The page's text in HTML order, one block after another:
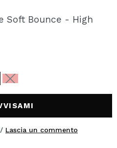
potrai fare i tuoi
lo stato dei tuoi ordini e
ACCOUNT
Soft Bounce - High
Lascia un commento